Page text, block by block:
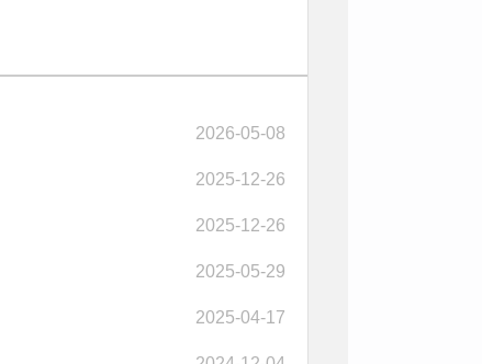
2026-05-08
2025-12-26
2025-12-26
2025-05-29
2025-04-17